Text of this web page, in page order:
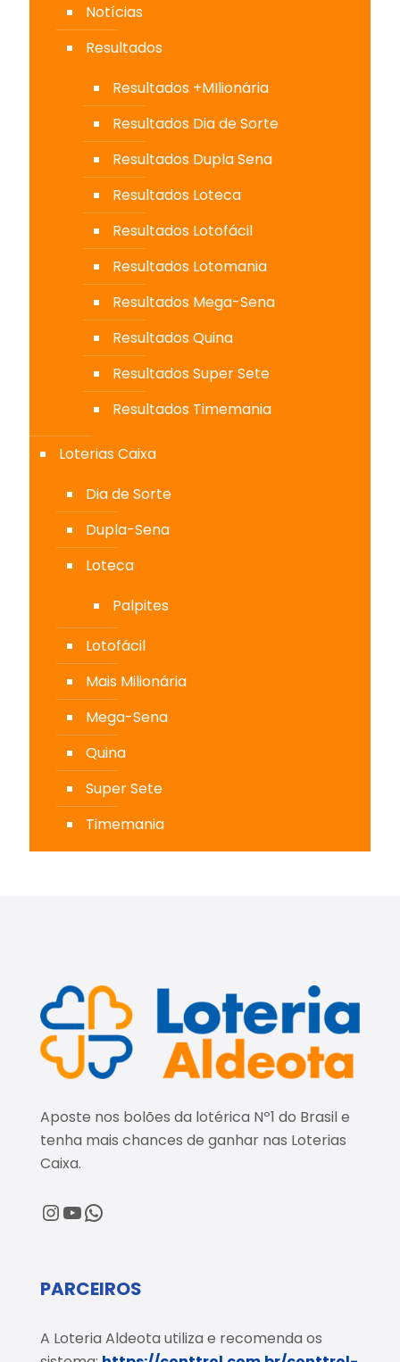
Notícias
Resultados
Resultados +MIlionária
Resultados Dia de Sorte
Resultados Dupla Sena
Resultados Loteca
Resultados Lotofácil
Resultados Lotomania
Resultados Mega-Sena
Resultados Quina
Resultados Super Sete
Resultados Timemania
Loterias Caixa
Dia de Sorte
Dupla-Sena
Loteca
Palpites
Lotofácil
Mais Milionária
Mega-Sena
Quina
Super Sete
Timemania
Aposte nos bolões da lotérica Nº1 do Brasil e
tenha mais chances de ganhar nas Loterias
Caixa.
@loteriaaldeota
@loteriaaldeota
Central de Atendimento
PARCEIROS
A Loteria Aldeota utiliza e recomenda os